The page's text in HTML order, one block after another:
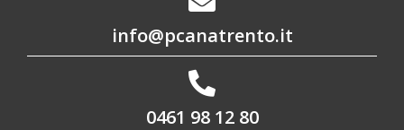
info@pcanatrento.it
0461 98 12 80